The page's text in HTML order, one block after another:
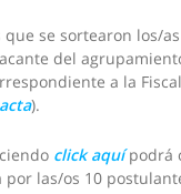
que se sortearon los/
del
a la
).
click aquí podrá
las/os 10